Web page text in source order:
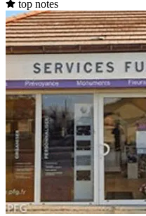
top notes